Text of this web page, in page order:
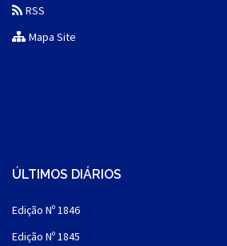
RSS
Mapa Site
ÚLTIMOS DIÁRIOS
Edição Nº 1846
Edição Nº 1845